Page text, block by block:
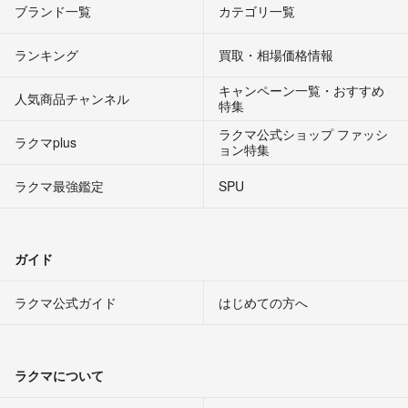
ブランド一覧 カテゴリ一覧
ランキング 買取・相場価格情報
人気商品チャンネル
キャンペーン一覧・おすすめ
特集
ラクマplus
ラクマ公式ショップ ファッシ
ョン特集
ラクマ最強鑑定
SPU
ガイド
ラクマ公式ガイド はじめての方へ
ラクマについて